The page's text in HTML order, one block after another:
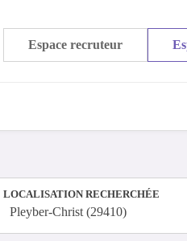
Espace recruteur
LOCALISATION RECHERCHÉE
Pleyber-Christ (29410)